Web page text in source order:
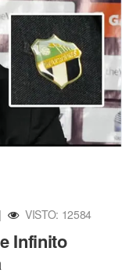
| VISTO: 12584
Infinito